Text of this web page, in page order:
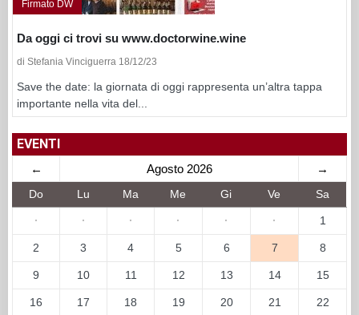
Firmato DW
Da oggi ci trovi su www.doctorwine.wine
di Stefania Vinciguerra 18/12/23
Save the date: la giornata di oggi rappresenta un’altra tappa
importante nella vita del...
EVENTI
← Agosto 2026 →
Do Lu Ma Me Gi Ve Sa
· · · · · · 1
2 3 4 5 6 7 8
9 10 11 12 13 14 15
16 17 18 19 20 21 22